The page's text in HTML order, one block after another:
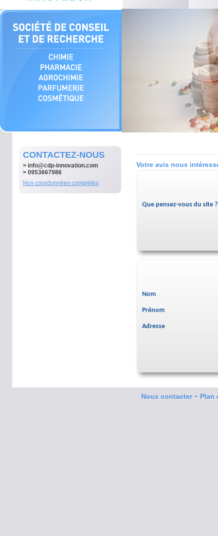
CONTACTEZ-NOUS
> info@cdp-innovation.com
> 0953667986
Nos coordonnées complètes
Votre avis nous
Que pensez-vous du site ?
Nom
Prénom
Adresse
Nous contacter- Plan